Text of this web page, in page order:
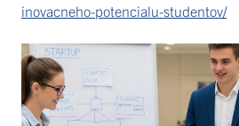
inovacneho-potencialu-studentov/